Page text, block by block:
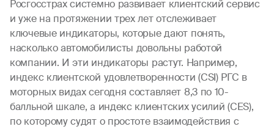
Росгосстрах системно развивает клиентский сервис
и уже на протяжении трех лет отслеживает
ключевые индикаторы, которые дают понять,
насколько автомобилисты довольны работой
компании. И эти индикаторы растут. Например,
индекс клиентской удовлетворенности (CSI) РГС в
моторных видах сегодня составляет 8,3 по 10-
балльной шкале, а индекс клиентских усилий (CES),
по которому судят о простоте взаимодействия с